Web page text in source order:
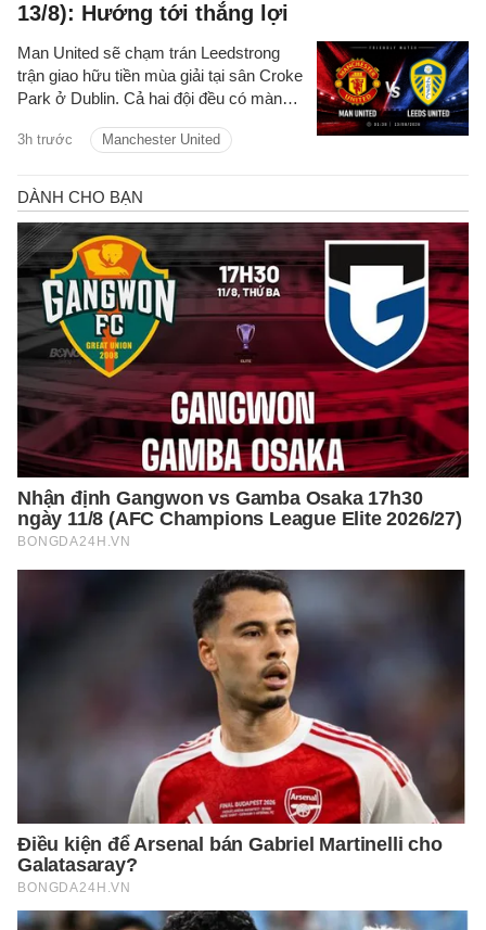
13/8): Hướng tới thắng lợi
3h trước Manchester United
Man United sẽ chạm trán Leedstrong
trận giao hữu tiền mùa giải tại sân Croke
Park ở Dublin. Cả hai đội đều có màn
trình diễn. Cuộc đối đầu tại Ireland có
tiếp tục hoàn thiện đội hình trước khi
bước vào mùa giải Premier League
2026/27.